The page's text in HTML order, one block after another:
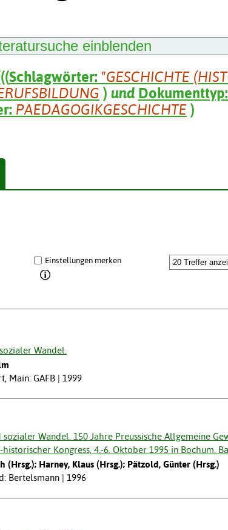
einblenden
((Schlagwörter: "GESCHICHTE
) und Dokumenttyp:
PAEDAGOGIKGESCHICHTE )
Einstellungen merken
Wandel.
Main: GAFB | 1999
Wandel. 150 Jahre Preussische Allgemeine
Kongress, 4.-6. Oktober 1995 in Bochum.
Harney, Klaus (Hrsg.); Pätzold, Günter (Hrsg.)
Bertelsmann | 1996